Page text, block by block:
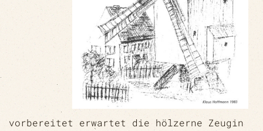
vorbereitet erwartet die hölzerne Zeugin